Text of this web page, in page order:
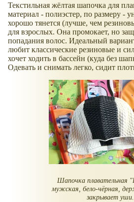
Текстильная жёлтая шапочка для
материал - полиэстер, по размеру -
хорошо тянется (лучше, чем
для взрослых. Она промокает, но
попадания волос. Идеальный
любит классические резиновые и
хочет ходить в бассейн (куда без
Одевать и снимать легко, сидит
Шапочка плавательная
мужская, бело-чёрная,
закрывает уши.